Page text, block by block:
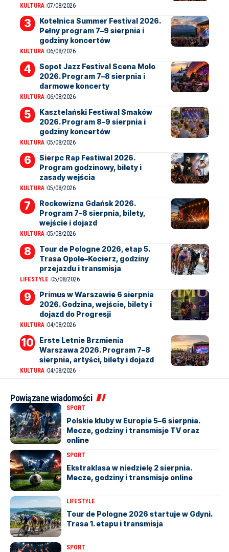
KULTURA 07/08/2026
Kotelnica Summer Festival 2026.
Pełny program 7–9 sierpnia i
godziny koncertów
KULTURA 06/08/2026
Sopot Jazz Festival Scena Molo
2026. Program 7–8 sierpnia i
darmowe koncerty
KULTURA 06/08/2026
Kasztelański Festiwal Smaków
2026. Program 8–9 sierpnia i
godziny koncertów
KULTURA 05/08/2026
Sierpc Rap Festiwal 2026.
Program godzinowy, bilety i
zasady wejścia
KULTURA 05/08/2026
Rockowizna Gdańsk 2026.
Program 7–8 sierpnia, bilety,
wejście i dojazd
KULTURA 05/08/2026
Tour de Pologne 2026, etap 5.
Trasa Opole–Kocierz, godziny
przejazdu i transmisja
LIFESTYLE 05/08/2026
Primus w Warszawie 6 sierpnia
2026. Godzina, wejście, bilety i
dojazd do Progresji
KULTURA 04/08/2026
Erste Letnie Brzmienia
Warszawa 2026. Program 7–8
sierpnia, artyści, bilety i dojazd
KULTURA 04/08/2026
Powiązane wiadomości
SPORT
Polskie kluby w Europie 5–6 sierpnia.
Mecze, godziny i transmisje TV oraz
online
SPORT
Ekstraklasa w niedzielę 2 sierpnia.
Mecze, godziny i transmisje online
LIFESTYLE
Tour de Pologne 2026 startuje w Gdyni.
Trasa 1. etapu i transmisja
SPORT